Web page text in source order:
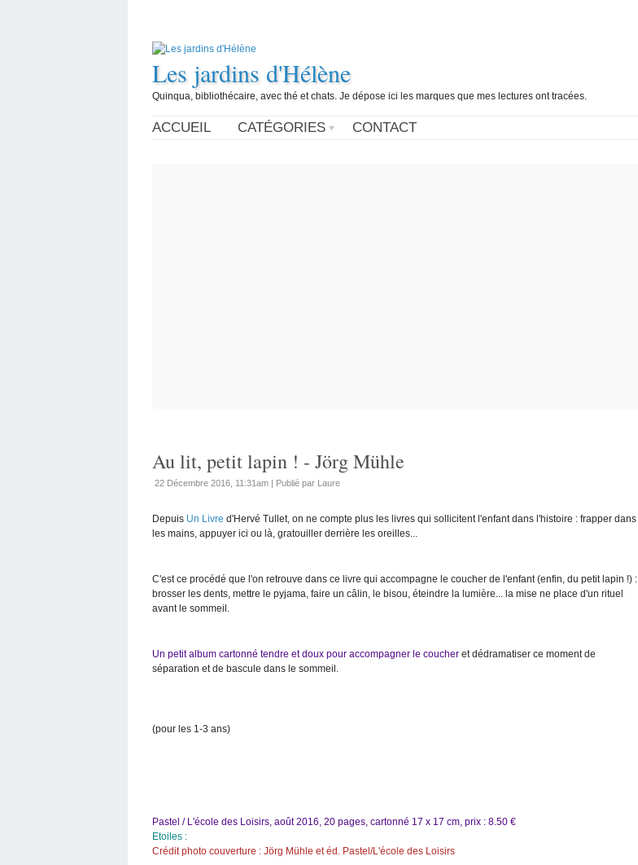
Les jardins d'Hélène
Quinqua, bibliothécaire, avec thé et chats. Je dépose ici les marques que mes lectures ont tracées.
ACCUEIL CATÉGORIES CONTACT
Au lit, petit lapin ! - Jörg Mühle
22 Décembre 2016, 11:31am | Publié par Laure
Depuis Un Livre d'Hervé Tullet, on ne compte plus les livres qui sollicitent l'enfant dans l'histoire : frapper dans
les mains, appuyer ici ou là, gratouiller derrière les oreilles...
C'est ce procédé que l'on retrouve dans ce livre qui accompagne le coucher de l'enfant (enfin, du petit lapin !) :
brosser les dents, mettre le pyjama, faire un câlin, le bisou, éteindre la lumière... la mise ne place d'un rituel
avant le sommeil.
Un petit album cartonné tendre et doux pour accompagner le coucher et dédramatiser ce moment de
séparation et de bascule dans le sommeil.
(pour les 1-3 ans)
Pastel / L'école des Loisirs, août 2016, 20 pages, cartonné 17 x 17 cm, prix : 8.50 €
Etoiles :
Crédit photo couverture : Jörg Mühle et éd. Pastel/L'école des Loisirs